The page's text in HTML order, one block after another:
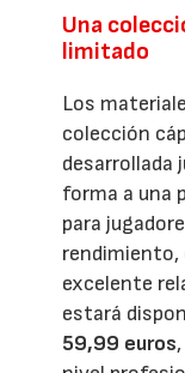
Una
limitado
Los
colección
desarrollada
forma a una
para
rendimiento,
excelente
estará
59,99 euros